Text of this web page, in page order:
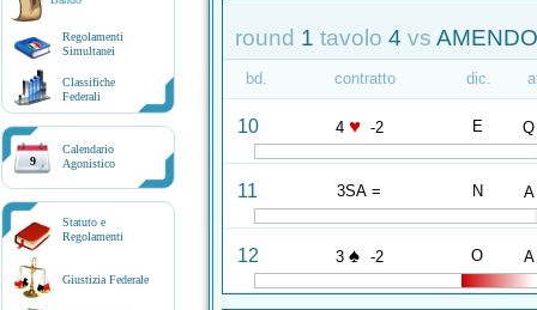
Regolamenti
Simultanei
Classifiche
Federali
9
Calendario
Agonistico
Statuto e
Regolamenti
Giustizia Federale
round 1 tavolo 4 vs
bd. contratto dic.
10 4 ♥ -2 E Q
11 3SA = N A
12 3 ♠ -2 O A